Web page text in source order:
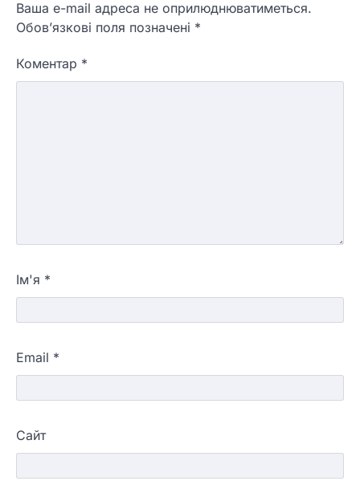
Ваша e-mail адреса не оприлюднюватиметься.
Обов’язкові поля позначені *
Коментар *
Ім'я *
Email *
Сайт